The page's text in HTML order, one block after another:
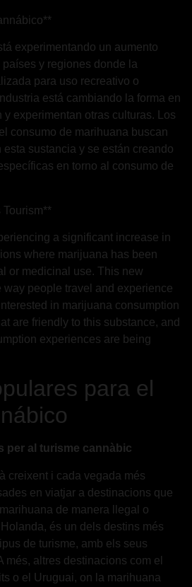
experimentando un aumento
y regiones donde la
para uso recreativo o
está cambiando la forma en
experimentan otras culturas. Los
consumo de marihuana buscan
sustancia y se están creando
en torno al consumo de
a significant increase in
where marijuana has been
or medicinal use. This new
way people travel and experience
in marijuana consumption
are friendly to this substance, and
experiences are being
para el
per al turisme cannàbic
creixent i cada vegada més
en viatjar a destinacions que
de manera llegal o
és un dels destins més
de turisme, amb els seus
més, altres destinacions com el
o el Uruguai, on la marihuana